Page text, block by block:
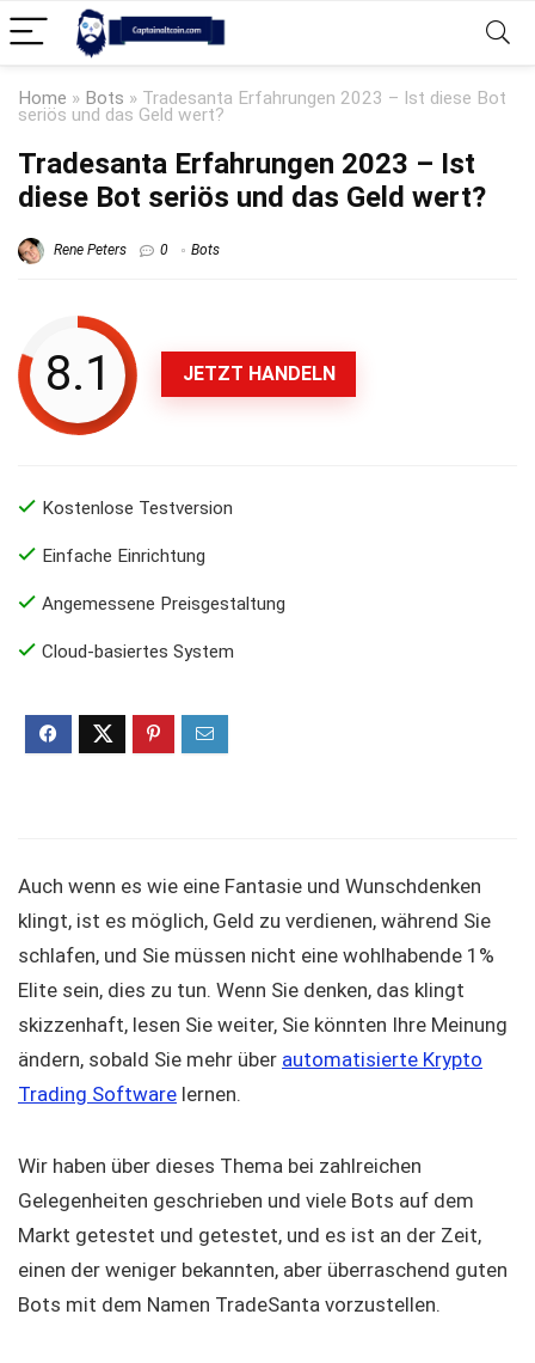
Home » Bots » Tradesanta Erfahrungen 2023 – Ist diese Bot
seriös und das Geld wert?
Tradesanta Erfahrungen 2023 – Ist
diese Bot seriös und das Geld wert?
Rene Peters 0 Bots
8.1 JETZT HANDELN
Kostenlose Testversion
Einfache Einrichtung
Angemessene Preisgestaltung
Cloud-basiertes System
Auch wenn es wie eine Fantasie und Wunschdenken
klingt, ist es möglich, Geld zu verdienen, während Sie
schlafen, und Sie müssen nicht eine wohlhabende 1%
Elite sein, dies zu tun. Wenn Sie denken, das klingt
skizzenhaft, lesen Sie weiter, Sie könnten Ihre Meinung
ändern, sobald Sie mehr über automatisierte Krypto
Trading Software lernen.
Wir haben über dieses Thema bei zahlreichen
Gelegenheiten geschrieben und viele Bots auf dem
Markt getestet und getestet, und es ist an der Zeit,
einen der weniger bekannten, aber überraschend guten
Bots mit dem Namen TradeSanta vorzustellen.